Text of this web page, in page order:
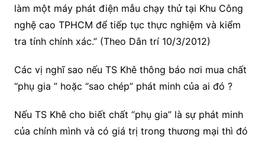
làm một máy phát điện mẫu chạy thử tại Khu Công
nghệ cao TPHCM để tiếp tục thực nghiệm và kiểm
tra tính chính xác.” (Theo Dân trí 10/3/2012)
Các vị nghĩ sao nếu TS Khê thông báo nơi mua chất
“phụ gia ” hoặc “sao chép” phát minh của ai đó ?
Nếu TS Khê cho biết chất “phụ gia” là sự phát minh
của chính mình và có giá trị trong thương mại thì đó